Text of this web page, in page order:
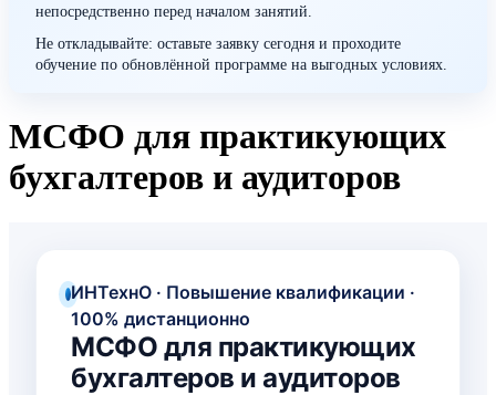
непосредственно перед началом занятий.
Не откладывайте: оставьте заявку сегодня и проходите
обучение по обновлённой программе на выгодных условиях.
МСФО для практикующих
бухгалтеров и аудиторов
ИНТехнО · Повышение квалификации ·
100% дистанционно
МСФО для практикующих
бухгалтеров и аудиторов